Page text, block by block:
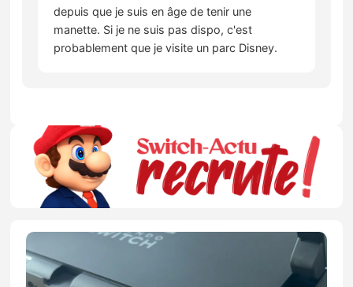
depuis que je suis en âge de tenir une
manette. Si je ne suis pas dispo, c'est
probablement que je visite un parc Disney.